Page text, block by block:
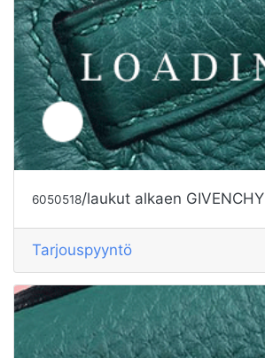
6050519/laukut alkaen GIVENCHY
Tarjouspyyntö